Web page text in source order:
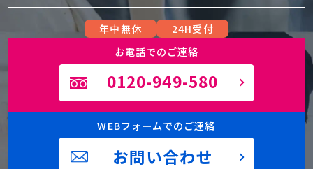
年中無休
24H受付
お電話でのご連絡
0120-949-580
WEBフォームでのご連絡
お問い合わせ